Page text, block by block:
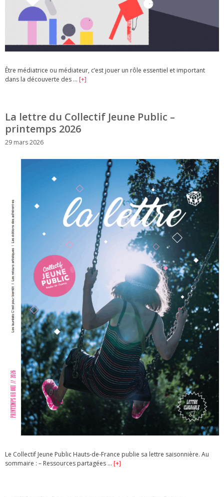
Être médiatrice ou médiateur, c’est jouer un rôle essentiel et important
dans la découverte des … [+]
La lettre du Collectif Jeune Public –
printemps 2026
29 mars 2026
Le Collectif Jeune Public Hauts-de-France publie sa lettre saisonnière. Au
sommaire : – Ressources partagées … [+]